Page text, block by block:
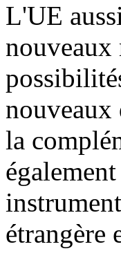
L'UE
nouveaux
la
étrangère